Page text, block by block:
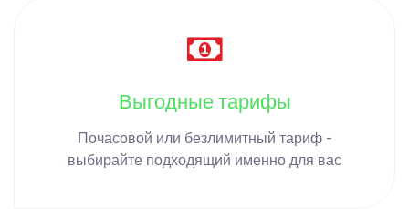
Выгодные тарифы
Почасовой или безлимитный тариф -
выбирайте подходящий именно для вас